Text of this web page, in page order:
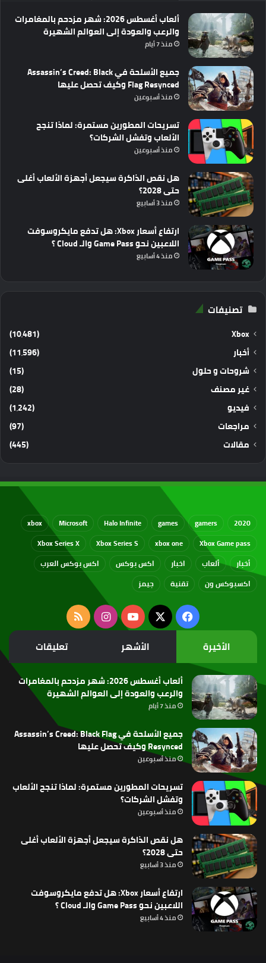
ألعاب أغسطس 2026: شهر مزدحم بالمغامرات
والرعب والعودة إلى العوالم الشهيرة
منذ 7 أيام
جميع الأسلحة في Assassin’s Creed: Black
Flag Resynced وكيف تحصل عليها
منذ أسبوعين
تسريحات المطورين مستمرة: لماذا تنجح
الألعاب وتفشل الشركات؟
منذ أسبوعين
هل نقص الذاكرة سيجعل أجهزة الألعاب أغلى
حتى 2028؟
منذ 3 أسابيع
ارتفاع أسعار Xbox: هل تدفع مايكروسوفت
اللاعبين نحو Game Pass والـ Cloud ؟
منذ 4 أسابيع
تصنيفات
Xbox
(10٬481)
أخبار
(11٬596)
شروحات و حلول
(15)
غير مصنف
(28)
فيديو
(1٬242)
مراجعات
(97)
مقالات
(445)
2020
gamers
games
Halo Infinite
Microsoft
xbox
Xbox Game pass
xbox one
Xbox Series S
Xbox Series X
أخبار
ألعاب اخبار اكس بوكس
اكس بوكس العرب
اكسبوكس ون
تقنية جيمز
فيسبوك
‫X
‫YouTubeانستقرامملخص
الموقع
RSS
الأخيرة الأشهر تعليقات
ألعاب أغسطس 2026: شهر مزدحم بالمغامرات
والرعب والعودة إلى العوالم الشهيرة
منذ 7 أيام
جميع الأسلحة في Assassin’s Creed: Black Flag
Resynced وكيف تحصل عليها
منذ أسبوعين
تسريحات المطورين مستمرة: لماذا تنجح الألعاب
وتفشل الشركات؟
منذ أسبوعين
هل نقص الذاكرة سيجعل أجهزة الألعاب أغلى
حتى 2028؟
منذ 3 أسابيع
ارتفاع أسعار Xbox: هل تدفع مايكروسوفت
اللاعبين نحو Game Pass والـ Cloud ؟
منذ 4 أسابيع